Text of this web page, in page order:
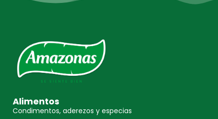
Alimentos
Condimentos, aderezos y especias